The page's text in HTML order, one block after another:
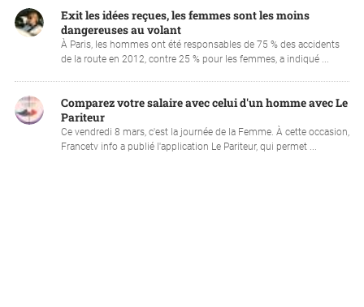
Exit les idées reçues, les femmes sont les moins
dangereuses au volant
À Paris, les hommes ont été responsables de 75 % des accidents
de la route en 2012, contre 25 % pour les femmes, a indiqué ...
Comparez votre salaire avec celui d'un homme avec Le
Pariteur
Ce vendredi 8 mars, c'est la journée de la Femme. À cette occasion,
Francetv info a publié l'application Le Pariteur, qui permet ...